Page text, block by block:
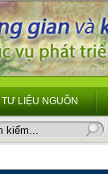
TƯ LIỆU NGUỒN